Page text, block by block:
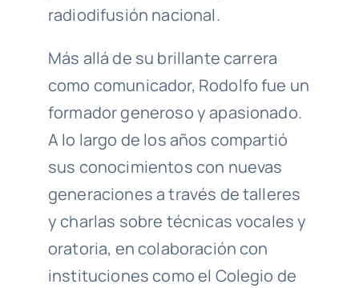
radiodifusión nacional.
Más allá de su brillante carrera
como comunicador, Rodolfo fue un
formador generoso y apasionado.
A lo largo de los años compartió
sus conocimientos con nuevas
generaciones a través de talleres
y charlas sobre técnicas vocales y
oratoria, en colaboración con
instituciones como el Colegio de